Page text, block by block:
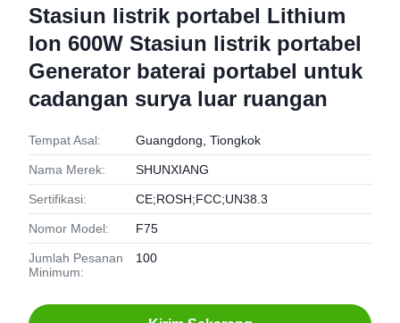
Stasiun listrik portabel Lithium
Ion 600W Stasiun listrik portabel
Generator baterai portabel untuk
cadangan surya luar ruangan
Tempat Asal: Guangdong, Tiongkok
Nama Merek: SHUNXIANG
Sertifikasi: CE;ROSH;FCC;UN38.3
Nomor Model: F75
Jumlah Pesanan
Minimum:
100